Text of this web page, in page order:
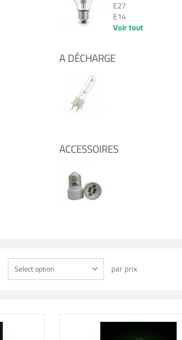
E27
E14
Voir tout
A DÉCHARGE
ACCESSOIRES
Select option par prix